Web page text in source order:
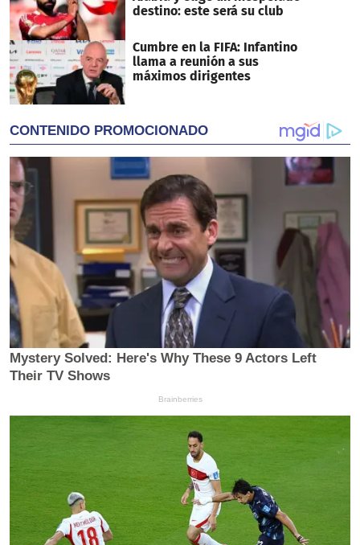
destino: este será su club
Cumbre en la FIFA: Infantino
llama a reunión a sus
máximos dirigentes